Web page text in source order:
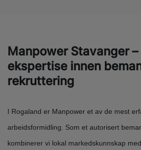
Manpower Stavanger –
ekspertise innen
rekruttering
I Rogaland er Manpower et av de mest
arbeidsformidling. Som et autorisert
kombinerer vi lokal markedskunnskap